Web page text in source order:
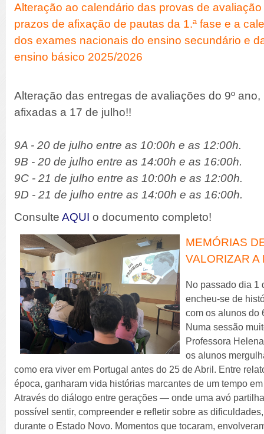
Alteração ao calendário das provas de
prazos de afixação de pautas da 1.ª fase e a
dos exames nacionais do ensino secundário e
ensino básico 2025/2026
Alteração das entregas de avaliações do 9º
afixadas a 17 de julho!!
9A - 20 de julho entre as 10:00h e as 12:00h.
9B - 20 de julho entre as 14:00h e as 16:00h.
9C - 21 de julho entre as 10:00h e as 12:00h.
9D - 21 de julho entre as 14:00h e as 16:00h.
ConsulteAQUI o documento completo!
MEMÓRIAS
VALORIZAR A
No passado dia 1
encheu-se de
com os alunos do
Numa sessão
Professora
os alunos
como era viver em Portugal antes do 25 de Abril. Entre
época, ganharam vida histórias marcantes de um tempo
Através do diálogo entre gerações — onde uma avó
possível sentir, compreender e refletir sobre as
durante o Estado Novo. Momentos que tocaram,